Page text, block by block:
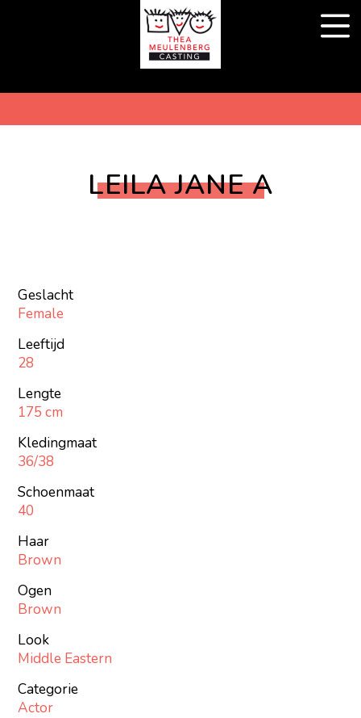
LEILA JANE A
Geslacht
Female
Leeftijd
28
Lengte
175 cm
Kledingmaat
36/38
Schoenmaat
40
Haar
Brown
Ogen
Brown
Look
Middle Eastern
Categorie
Actor